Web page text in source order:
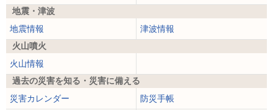
地震・津波
地震情報
津波情報
火山噴火
火山情報
過去の災害を知る・災害に備える
災害カレンダー
防災手帳